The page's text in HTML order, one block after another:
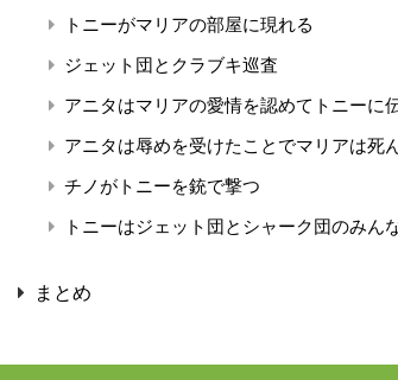
トニーがマリアの部屋に現れる
ジェット団とクラブキ巡査
アニタはマリアの愛情を認めてトニーに
アニタは辱めを受けたことでマリアは死
チノがトニーを銃で撃つ
トニーはジェット団とシャーク団のみん
まとめ